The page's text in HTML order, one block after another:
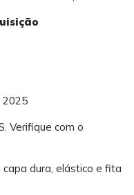
2025
Verifique com o
capa dura, elástico e fita